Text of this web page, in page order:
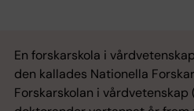
En forskarskola i
den kallades Nationella
Forskarskolan i vårdvetenskap